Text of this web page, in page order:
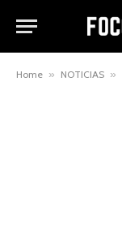
Home » NOTICIAS »